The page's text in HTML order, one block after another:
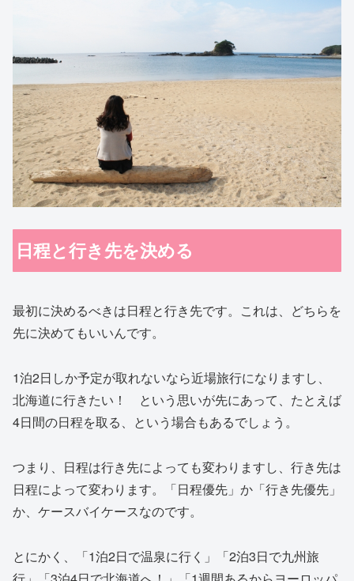
日程と行き先を決める
最初に決めるべきは日程と行き先です。これは、どちらを
先に決めてもいいんです。
1泊2日しか予定が取れないなら近場旅行になりますし、
北海道に行きたい！ という思いが先にあって、たとえば
4日間の日程を取る、という場合もあるでしょう。
つまり、日程は行き先によっても変わりますし、行き先は
日程によって変わります。「日程優先」か「行き先優先」
か、ケースバイケースなのです。
とにかく、「1泊2日で温泉に行く」「2泊3日で九州旅